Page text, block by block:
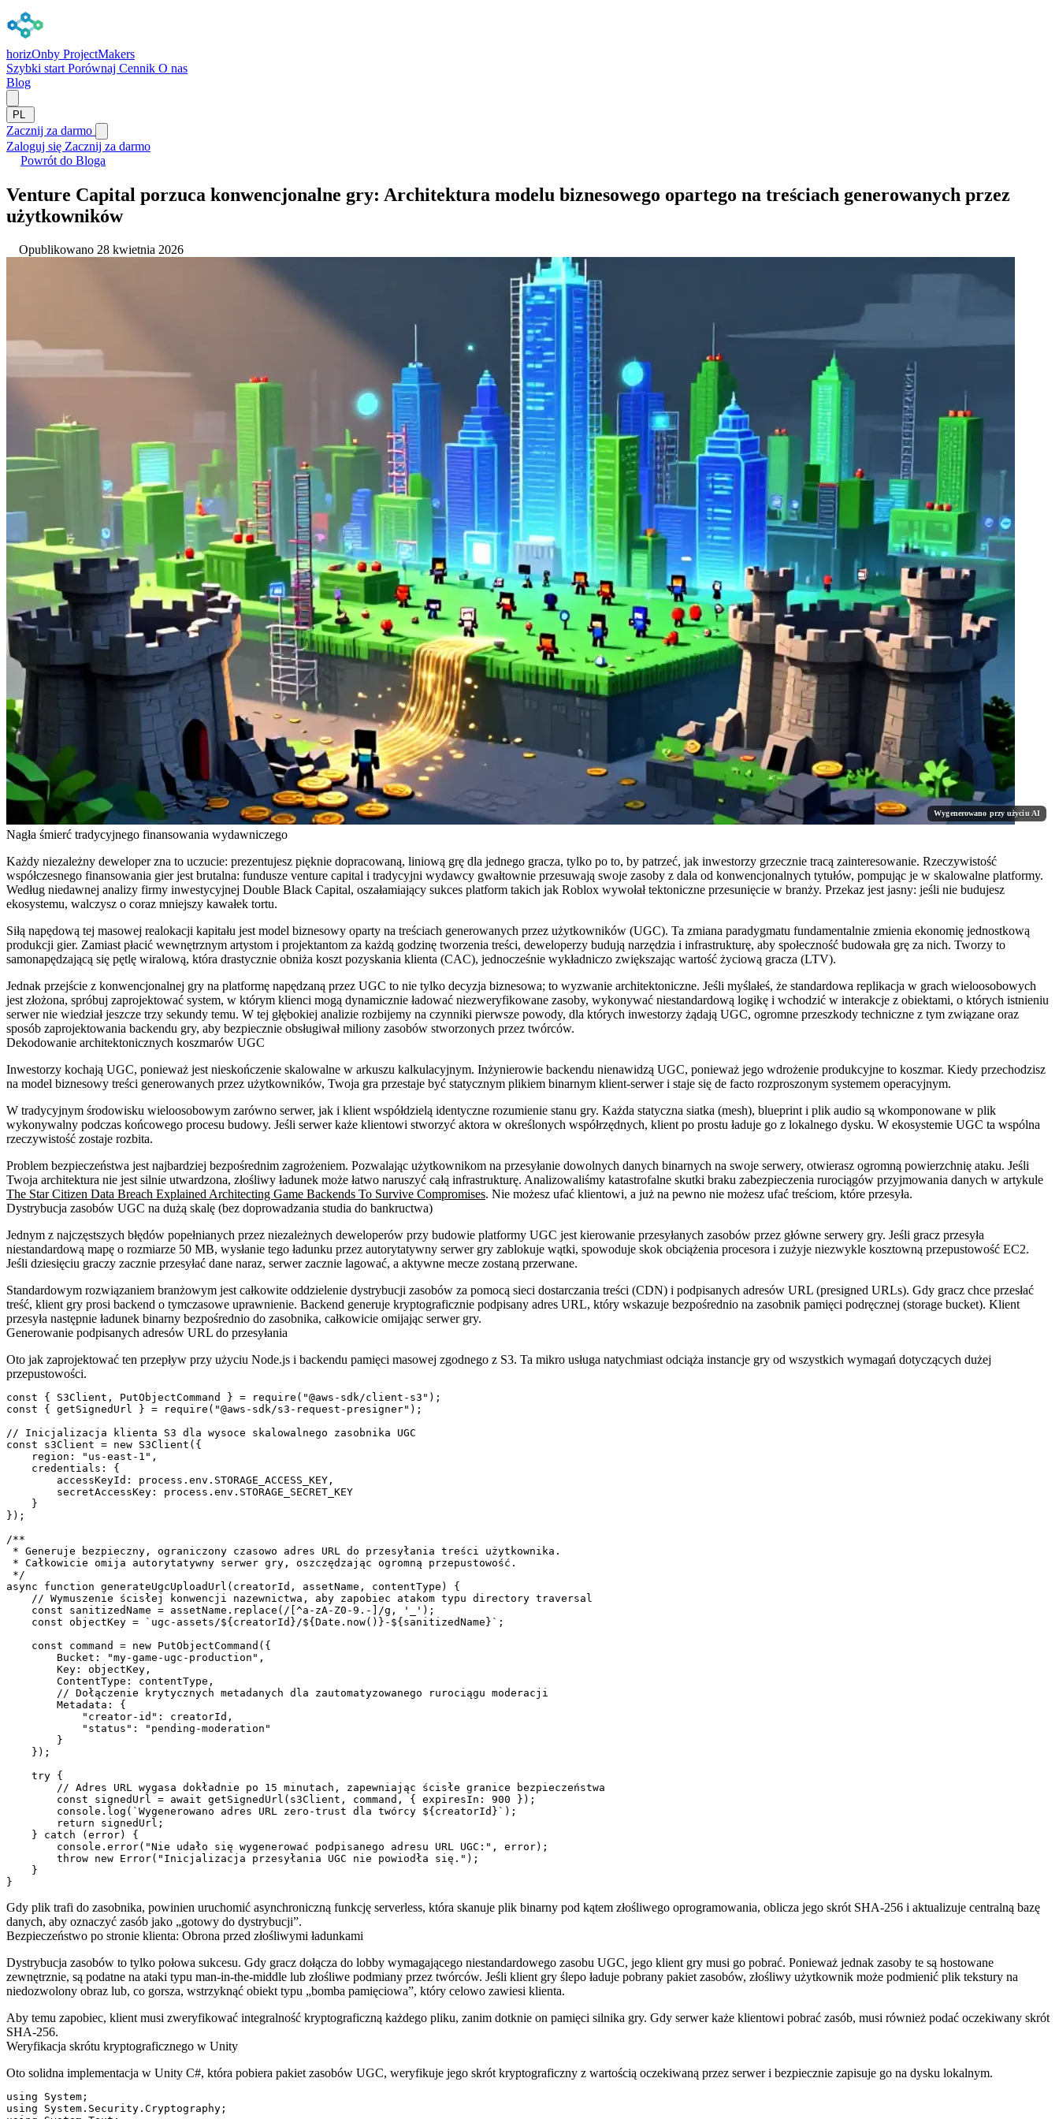
horizOnby ProjectMakers
Szybki start Porównaj Cennik O nas
Blog
PL
Zacznij za darmo
Zaloguj się Zacznij za darmo
Powrót do Bloga
Venture Capital porzuca konwencjonalne gry: Architektura modelu biznesowego opartego na treściach generowanych przez
użytkowników
Opublikowano 28 kwietnia 2026
Wygenerowano przy użyciu AI
Nagła śmierć tradycyjnego finansowania wydawniczego
Każdy niezależny deweloper zna to uczucie: prezentujesz pięknie dopracowaną, liniową grę dla jednego gracza, tylko po to, by patrzeć, jak inwestorzy grzecznie tracą zainteresowanie. Rzeczywistość
współczesnego finansowania gier jest brutalna: fundusze venture capital i tradycyjni wydawcy gwałtownie przesuwają swoje zasoby z dala od konwencjonalnych tytułów, pompując je w skalowalne platformy.
Według niedawnej analizy firmy inwestycyjnej Double Black Capital, oszałamiający sukces platform takich jak Roblox wywołał tektoniczne przesunięcie w branży. Przekaz jest jasny: jeśli nie budujesz
ekosystemu, walczysz o coraz mniejszy kawałek tortu.
Siłą napędową tej masowej realokacji kapitału jestmodel biznesowy oparty na treściach generowanych przez użytkowników (UGC). Ta zmiana paradygmatu fundamentalnie zmienia ekonomię jednostkową
produkcji gier. Zamiast płacić wewnętrznym artystom i projektantom za każdą godzinę tworzenia treści, deweloperzy budują narzędzia i infrastrukturę, aby społeczność budowała grę za nich. Tworzy to
samonapędzającą się pętlę wiralową, która drastycznie obniża koszt pozyskania klienta (CAC), jednocześnie wykładniczo zwiększając wartość życiową gracza (LTV).
Jednak przejście z konwencjonalnej gry na platformę napędzaną przez UGC to nie tylko decyzja biznesowa; to wyzwanie architektoniczne. Jeśli myślałeś, że standardowa replikacja w grach wieloosobowych
jest złożona, spróbuj zaprojektować system, w którym klienci mogą dynamicznie ładować niezweryfikowane zasoby, wykonywać niestandardową logikę i wchodzić w interakcje z obiektami, o których istnieniu
serwer nie wiedział jeszcze trzy sekundy temu. W tej głębokiej analizie rozbijemy na czynniki pierwsze powody, dla których inwestorzy żądają UGC, ogromne przeszkody techniczne z tym związane oraz
sposób zaprojektowania backendu gry, aby bezpiecznie obsługiwał miliony zasobów stworzonych przez twórców.
Dekodowanie architektonicznych koszmarów UGC
Inwestorzy kochają UGC, ponieważ jest nieskończenie skalowalne w arkuszu kalkulacyjnym. Inżynierowie backendu nienawidzą UGC, ponieważ jego wdrożenie produkcyjne to koszmar. Kiedy przechodzisz
na model biznesowy treści generowanych przez użytkowników, Twoja gra przestaje być statycznym plikiem binarnym klient-serwer i staje się de facto rozproszonym systemem operacyjnym.
W tradycyjnym środowisku wieloosobowym zarówno serwer, jak i klient współdzielą identyczne rozumienie stanu gry. Każda statyczna siatka (mesh), blueprint i plik audio są wkomponowane w plik
wykonywalny podczas końcowego procesu budowy. Jeśli serwer każe klientowi stworzyć aktora w określonych współrzędnych, klient po prostu ładuje go z lokalnego dysku. W ekosystemie UGC ta wspólna
rzeczywistość zostaje rozbita.
Problem bezpieczeństwa jest najbardziej bezpośrednim zagrożeniem. Pozwalając użytkownikom na przesyłanie dowolnych danych binarnych na swoje serwery, otwierasz ogromną powierzchnię ataku. Jeśli
Twoja architektura nie jest silnie utwardzona, złośliwy ładunek może łatwo naruszyć całą infrastrukturę. Analizowaliśmy katastrofalne skutki braku zabezpieczenia rurociągów przyjmowania danych w artykule
The Star Citizen Data Breach Explained Architecting Game Backends To Survive Compromises. Nie możesz ufać klientowi, a już na pewno nie możesz ufać treściom, które przesyła.
Dystrybucja zasobów UGC na dużą skalę (bez doprowadzania studia do bankructwa)
Jednym z najczęstszych błędów popełnianych przez niezależnych deweloperów przy budowie platformy UGC jest kierowanie przesyłanych zasobów przez główne serwery gry. Jeśli gracz przesyła
niestandardową mapę o rozmiarze 50 MB, wysłanie tego ładunku przez autorytatywny serwer gry zablokuje wątki, spowoduje skok obciążenia procesora i zużyje niezwykle kosztowną przepustowość EC2.
Jeśli dziesięciu graczy zacznie przesyłać dane naraz, serwer zacznie lagować, a aktywne mecze zostaną przerwane.
Standardowym rozwiązaniem branżowym jest całkowite oddzielenie dystrybucji zasobów za pomocą sieci dostarczania treści (CDN) i podpisanych adresów URL (presigned URLs). Gdy gracz chce przesłać
treść, klient gry prosi backend o tymczasowe uprawnienie. Backend generuje kryptograficznie podpisany adres URL, który wskazuje bezpośrednio na zasobnik pamięci podręcznej (storage bucket). Klient
przesyła następnie ładunek binarny bezpośrednio do zasobnika, całkowicie omijając serwer gry.
Generowanie podpisanych adresów URL do przesyłania
Oto jak zaprojektować ten przepływ przy użyciu Node.js i backendu pamięci masowej zgodnego z S3. Ta mikro usługa natychmiast odciąża instancje gry od wszystkich wymagań dotyczących dużej
przepustowości.
const { S3Client, PutObjectCommand } = require("@aws-sdk/client-s3");
const { getSignedUrl } = require("@aws-sdk/s3-request-presigner");
// Inicjalizacja klienta S3 dla wysoce skalowalnego zasobnika UGC
const s3Client = new S3Client({
    region: "us-east-1",
    credentials: {
        accessKeyId: process.env.STORAGE_ACCESS_KEY,
        secretAccessKey: process.env.STORAGE_SECRET_KEY
    }
});
/**
* Generuje bezpieczny, ograniczony czasowo adres URL do przesyłania treści użytkownika.
* Całkowicie omija autorytatywny serwer gry, oszczędzając ogromną przepustowość.
*/
async function generateUgcUploadUrl(creatorId, assetName, contentType) {
    // Wymuszenie ścisłej konwencji nazewnictwa, aby zapobiec atakom typu directory traversal
    const sanitizedName = assetName.replace(/[^a-zA-Z0-9.-]/g, '_');
    const objectKey = `ugc-assets/${creatorId}/${Date.now()}-${sanitizedName}`;
    const command = new PutObjectCommand({
        Bucket: "my-game-ugc-production",
        Key: objectKey,
        ContentType: contentType,
        // Dołączenie krytycznych metadanych dla zautomatyzowanego rurociągu moderacji
        Metadata: {
            "creator-id": creatorId,
            "status": "pending-moderation"
        }
    });
    try {
        // Adres URL wygasa dokładnie po 15 minutach, zapewniając ścisłe granice bezpieczeństwa
        const signedUrl = await getSignedUrl(s3Client, command, { expiresIn: 900 });
        console.log(`Wygenerowano adres URL zero-trust dla twórcy ${creatorId}`);
        return signedUrl;
    } catch (error) {
        console.error("Nie udało się wygenerować podpisanego adresu URL UGC:", error);
        throw new Error("Inicjalizacja przesyłania UGC nie powiodła się.");
    }
Gdy plik trafi do zasobnika, powinien uruchomić asynchroniczną funkcję serverless, która skanuje plik binarny pod kątem złośliwego oprogramowania, oblicza jego skrót SHA-256 i aktualizuje centralną bazę
danych, aby oznaczyć zasób jako „gotowy do dystrybucji”.
Bezpieczeństwo po stronie klienta: Obrona przed złośliwymi ładunkami
Dystrybucja zasobów to tylko połowa sukcesu. Gdy gracz dołącza do lobby wymagającego niestandardowego zasobu UGC, jego klient gry musi go pobrać. Ponieważ jednak zasoby te są hostowane
zewnętrznie, są podatne na ataki typu man-in-the-middle lub złośliwe podmiany przez twórców. Jeśli klient gry ślepo ładuje pobrany pakiet zasobów, złośliwy użytkownik może podmienić plik tekstury na
niedozwolony obraz lub, co gorsza, wstrzyknąć obiekt typu „bomba pamięciowa”, który celowo zawiesi klienta.
Aby temu zapobiec, klient musi zweryfikować integralność kryptograficzną każdego pliku, zanim dotknie on pamięci silnika gry. Gdy serwer każe klientowi pobrać zasób, musi również podać oczekiwany skrót
SHA-256.
Weryfikacja skrótu kryptograficznego w Unity
Oto solidna implementacja w Unity C#, która pobiera pakiet zasobów UGC, weryfikuje jego skrót kryptograficzny z wartością oczekiwaną przez serwer i bezpiecznie zapisuje go na dysku lokalnym.
using System;
using System.Security.Cryptography;